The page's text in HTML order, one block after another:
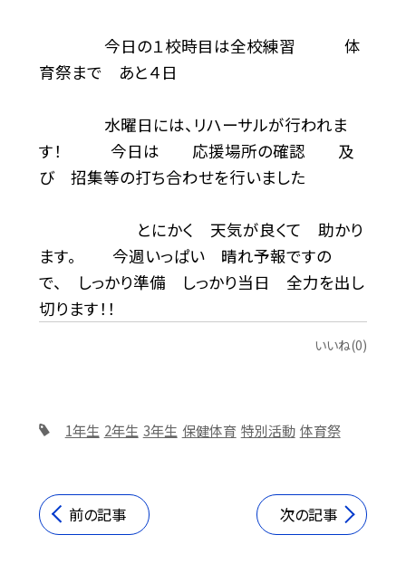
今日の１校時目は全校練習 体
育祭まで あと４日
水曜日には、リハーサルが行われま
す！ 今日は 応援場所の確認 及
び 招集等の打ち合わせを行いました
とにかく 天気が良くて 助かり
ます。 今週いっぱい 晴れ予報ですの
で、 しっかり準備 しっかり当日 全力を出し
切ります！！
いいね(0)
1年生 2年生 3年生 保健体育 特別活動 体育祭
前の記事 次の記事